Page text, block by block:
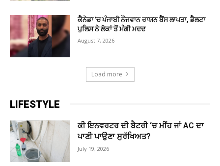
ਕੈਨੇਡਾ ’ਚ ਪੰਜਾਬੀ ਨੌਜਵਾਨ ਰਾਯਨ ਬੈਂਸ ਲਾਪਤਾ, ਡੈਲਟਾ
ਪੁਲਿਸ ਨੇ ਲੋਕਾਂ ਤੋਂ ਮੰਗੀ ਮਦਦ
August 7, 2026
Load more
LIFESTYLE
ਕੀ ਇਨਵਰਟਰ ਦੀ ਬੈਟਰੀ ‘ਚ ਮੀਂਹ ਜਾਂ AC ਦਾ
ਪਾਣੀ ਪਾਉਣਾ ਸੁਰੱਖਿਅਤ?
July 19, 2026